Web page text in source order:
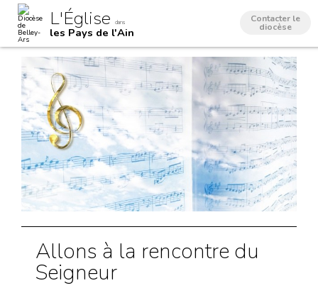
contenu.
navigation
Outils
personnels
L'Église dans
les Pays de l'Ain
Contacter le
diocèse
Allons à la rencontre du
Seigneur